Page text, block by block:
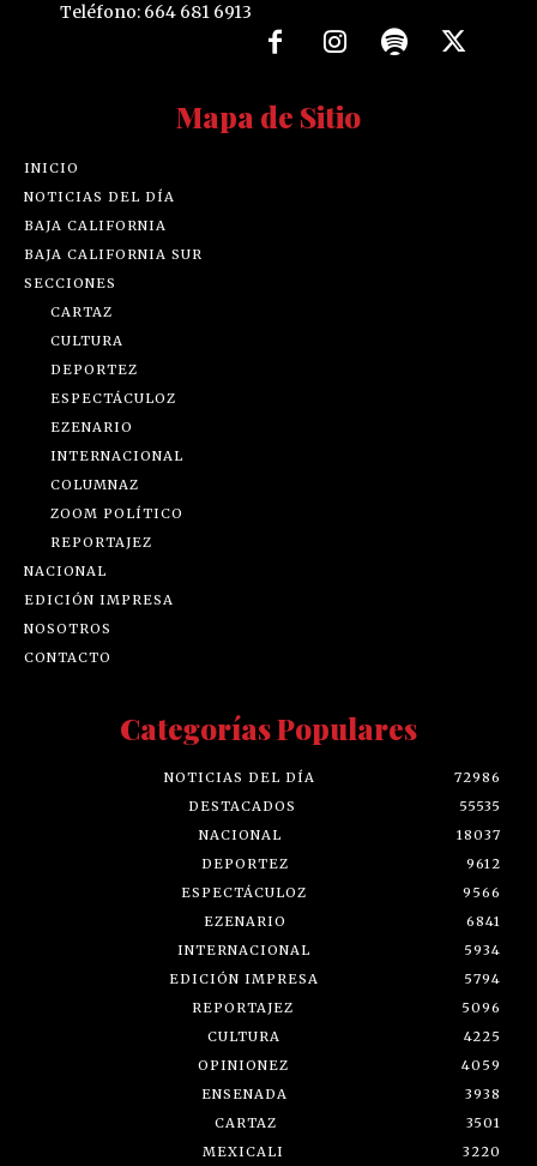
Teléfono: 664 681 6913
Mapa de Sitio
INICIO
NOTICIAS DEL DÍA
BAJA CALIFORNIA
BAJA CALIFORNIA SUR
SECCIONES
CARTAZ
CULTURA
DEPORTEZ
ESPECTÁCULOZ
EZENARIO
INTERNACIONAL
COLUMNAZ
ZOOM POLÍTICO
REPORTAJEZ
NACIONAL
EDICIÓN IMPRESA
NOSOTROS
CONTACTO
Categorías Populares
NOTICIAS DEL DÍA
72986
DESTACADOS
55535
NACIONAL
18037
DEPORTEZ
9612
ESPECTÁCULOZ
9566
EZENARIO
6841
INTERNACIONAL
5934
EDICIÓN IMPRESA
5794
REPORTAJEZ
5096
CULTURA
4225
OPINIONEZ
4059
ENSENADA
3938
CARTAZ
3501
MEXICALI
3220